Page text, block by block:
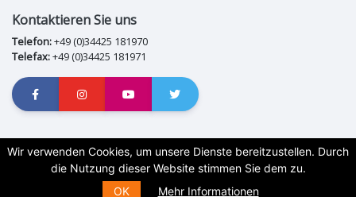
Wir verwenden Cookies, um unsere Dienste bereitzustellen. Durch
die Nutzung dieser Website stimmen Sie dem zu.
OK
Mehr Informationen
Kontaktieren Sie uns
Telefon:+49 (0)34425 181970
Telefax:+49 (0)34425 181971
Nutzungsbedingungen Datenschutzerklärung
|
Copyright © 2026